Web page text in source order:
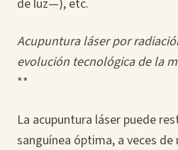
de luz—), etc.
Acupuntura láser por
evolución tecnológica de la
**
La acupuntura láser puede
sanguínea óptima, a veces